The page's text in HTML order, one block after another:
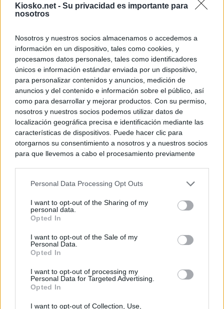
Kiosko.net - Su privacidad es importante para
nosotros
Nosotros y nuestros socios almacenamos o accedemos a
información en un dispositivo, tales como cookies, y
procesamos datos personales, tales como identificadores
únicos e información estándar enviada por un dispositivo,
para personalizar contenidos y anuncios, medición de
anuncios y del contenido e información sobre el público, así
como para desarrollar y mejorar productos. Con su permiso,
nosotros y nuestros socios podemos utilizar datos de
localización geográfica precisa e identificación mediante las
características de dispositivos. Puede hacer clic para
otorgarnos su consentimiento a nosotros y a nuestros socios
para que llevemos a cabo el procesamiento previamente
negar su consentimiento. Tenga en cuenta que algún
de su consentimiento, pero usted tiene el derecho de
rechazar tal procesamiento. Sus preferencias se aplicarán
cualquier momento entrando de nuevo en este sitio web o
visitando nuestra política de privacidad.
Personal Data Processing Opt Outs
I want to opt-out of the Sharing of my
personal data.
Opted In
I want to opt-out of the Sale of my
Personal Data.
Opted In
I want to opt-out of processing my
Personal Data for Targeted Advertising.
Opted In
I want to opt-out of Collection, Use,